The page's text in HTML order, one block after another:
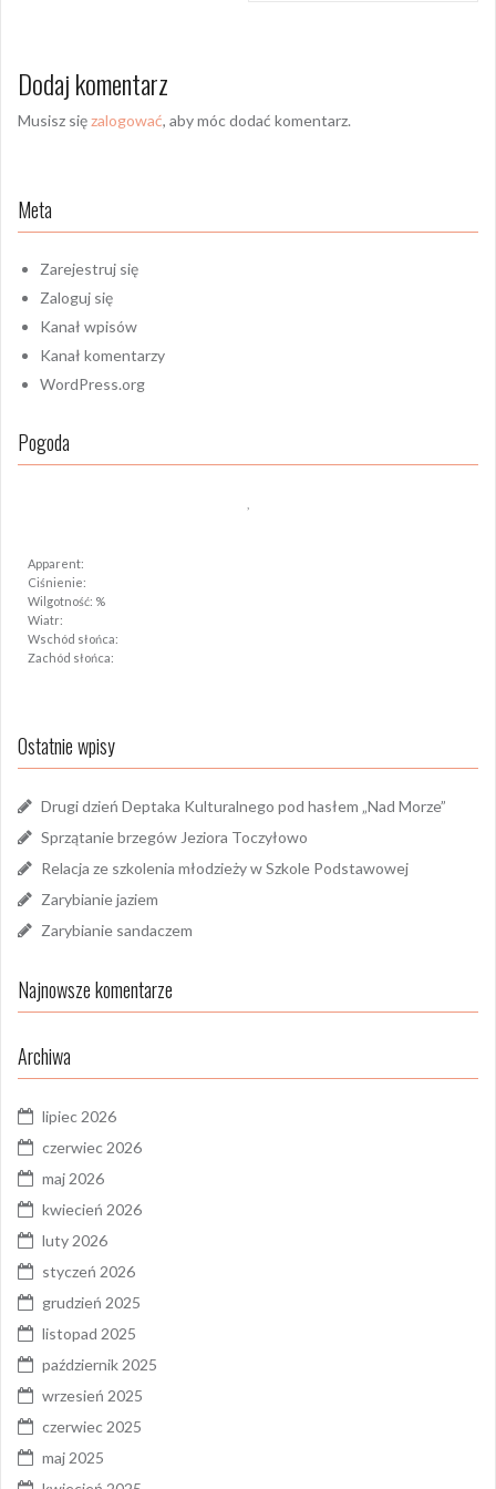
Dodaj komentarz
Musisz sięzalogować, aby móc dodać komentarz.
Meta
Zarejestruj się
Zaloguj się
Kanał wpisów
Kanał komentarzy
WordPress.org
Pogoda
Apparent:
Ciśnienie:
Wilgotność: %
Wiatr:
Wschód słońca:
Zachód słońca:
Ostatnie wpisy
Drugi dzień Deptaka Kulturalnego pod hasłem „Nad Morze”
Sprzątanie brzegów Jeziora Toczyłowo
Relacja ze szkolenia młodzieży w Szkole Podstawowej
Zarybianie jaziem
Zarybianie sandaczem
Najnowsze komentarze
Archiwa
lipiec 2026
czerwiec 2026
maj 2026
kwiecień 2026
luty 2026
styczeń 2026
grudzień 2025
listopad 2025
październik 2025
wrzesień 2025
czerwiec 2025
maj 2025